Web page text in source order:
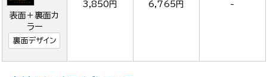
表面＋裏面カ
ラー
裏面デザイン
3,850円 6,765円 -